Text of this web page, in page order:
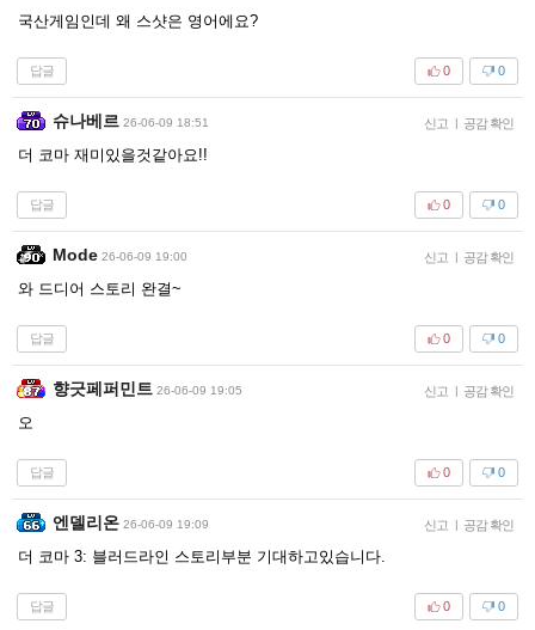
국산게임인데 왜 스샷은 영어에요?
답글 0
0
슈나베르 26-06-09 18:51 신고 | 공감 확인
더 코마 재미있을것같아요!!
답글 0
0
Mode 26-06-09 19:00 신고 | 공감 확인
와 드디어 스토리 완결~
답글 0
0
향긋페퍼민트 26-06-09 19:05 신고 | 공감 확인
오
답글 0
0
엔델리온 26-06-09 19:09 신고 | 공감 확인
더 코마 3: 블러드라인 스토리부분 기대하고있습니다.
답글 0
0